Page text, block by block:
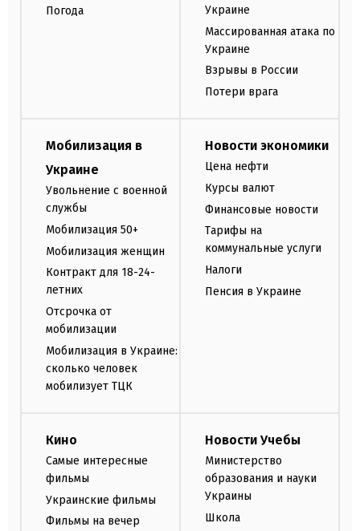
Погода
Украине
Массированная атака по
Украине
Взрывы в России
Потери врага
Мобилизация в
Украине
Увольнение с военной
службы
Мобилизация 50+
Мобилизация женщин
Контракт для 18-24-
летних
Отсрочка от
мобилизации
Мобилизация в Украине:
сколько человек
мобилизует ТЦК
Новости экономики
Цена нефти
Курсы валют
Финансовые новости
Тарифы на
коммунальные услуги
Налоги
Пенсия в Украине
Кино
Самые интересные
фильмы
Украинские фильмы
Фильмы на вечер
Новости Учебы
Министерство
образования и науки
Украины
Школа